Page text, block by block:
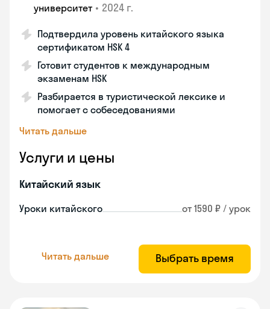
университет • 2024 г.
Подтвердила уровень китайского языка
сертификатом HSK 4
Готовит студентов к международным
экзаменам HSK
Разбирается в туристической лексике и
помогает с собеседованиями
Читать дальше
Услуги и цены
Китайский язык
Уроки китайского от 1590 ₽ / урок
Читать дальше Выбрать время